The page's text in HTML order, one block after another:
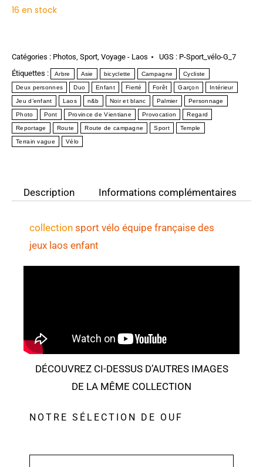
16 en stock
Catégories : Photos, Sport, Voyage - Laos UGS : P-Sport_vélo-G_7
Étiquettes :
Arbre Asie bicyclette Campagne Cycliste
Deux personnes Duo Enfant Fierté Forêt Garçon Intérieur
Jeu d’enfant Laos n&b Noir et blanc Palmier Personnage
Photo Pont Province de Vientiane Provocation Regard
Reportage Route Route de campagne Sport Temple
Terrain vague Vélo
Description Informations complémentaires
collection sport vélo équipe française des
jeux laos enfant
DÉCOUVREZ CI-DESSUS D’AUTRES IMAGES
DE LA MÊME COLLECTION
NOTRE SÉLECTION DE OUF